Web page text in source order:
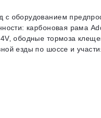
оборудованием
карбоновая рама
ободные тормоза
езды по шоссе и